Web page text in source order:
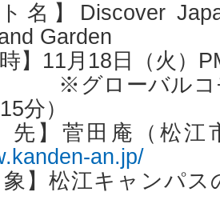
名】Discover
Garden
11月18日（火）
バルコモン
分）
】菅田庵（松江
an.jp/
松江キャンパス